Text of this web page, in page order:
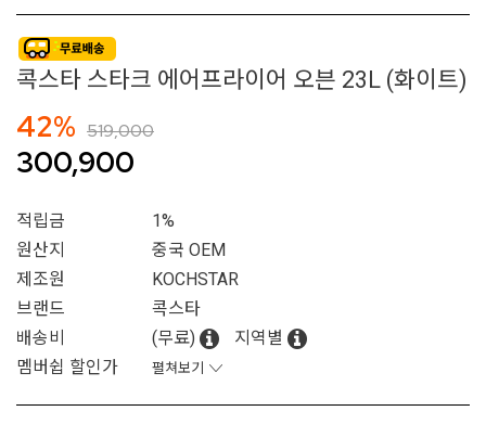
콕스타 스타크 에어프라이어 오븐 23L (화이트)
42% 519,000
300,900
적립금
1%
원산지
중국 OEM
제조원
KOCHSTAR
브랜드
콕스타
배송비
(무료)
지역별
멤버쉽 할인가
펼쳐보기